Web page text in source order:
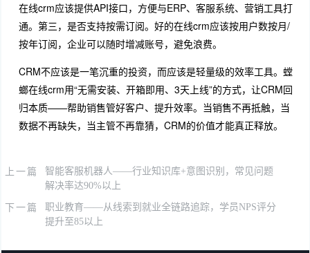
在线crm应该提供API接口，方便与ERP、客服系统、营销工具打
通。第三，是否支持按需订阅。好的在线crm应该按用户数按月/
按年订阅，企业可以随时增减账号，避免浪费。
CRM不应该是一笔沉重的投资，而应该是轻量级的效率工具。螳
螂在线crm用“无需安装、开箱即用、3天上线”的方式，让CRM回
归本质——帮助销售管好客户、提升效率。当销售不再抵触，当
数据不再缺失，当主管不再靠猜，CRM的价值才能真正释放。
上一篇
智能客服机器人——行业知识库+意图识别，常见问题
解决率达90%以上
下一篇
职业教育——从线索到就业全链路追踪，学员NPS评分
提升至85以上